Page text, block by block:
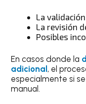
La
La revisión
Posibles
En casos donde la
adicional , el
especialmente si
manual.